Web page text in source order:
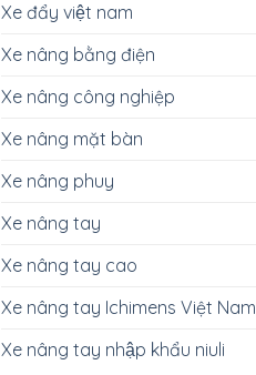
Xe đẩy việt nam
Xe nâng bằng điện
Xe nâng công nghiệp
Xe nâng mặt bàn
Xe nâng phuy
Xe nâng tay
Xe nâng tay cao
Xe nâng tay Ichimens Việt Nam
Xe nâng tay nhập khẩu niuli